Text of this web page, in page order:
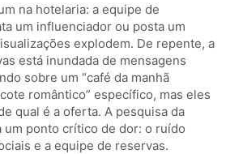
na hotelaria: a equipe de
um influenciador ou posta um
explodem. De repente, a
está inundada de mensagens
sobre um “café da manhã
romântico” específico, mas eles
qual é a oferta. A pesquisa da
um ponto crítico de dor: o ruído
e a equipe de reservas.